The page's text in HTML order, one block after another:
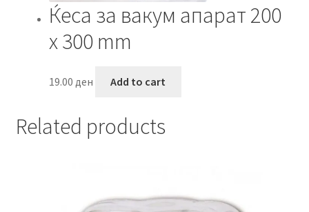
Ќеса за вакум апарат 200
x 300 mm
19.00 ден Add to cart
Related products